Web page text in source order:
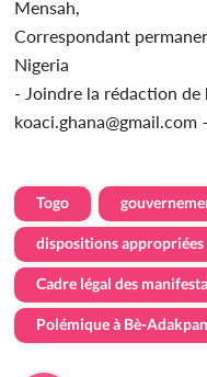
Mensah,
Correspondant
Nigeria
- Joindre la rédaction de
koaci.ghana@gmail.com
Togo
dispositions appropriées
Cadre légal des
Polémique à Bè-